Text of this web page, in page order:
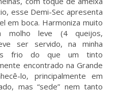
esse Demi-Sec apresenta
em boca. Harmoniza muito
molho leve (4 queijos,
ser servido, na minha
frio do que um tinto
encontrado na Grande
lo, principalmente em
mas “sede” nem tanto